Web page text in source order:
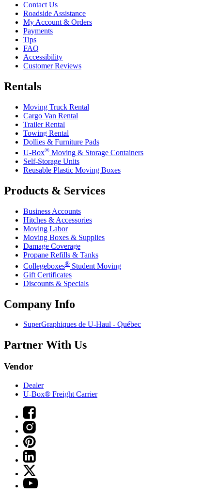
Contact Us
Roadside Assistance
My Account & Orders
Payments
Tips
FAQ
Accessibility
Customer Reviews
Rentals
Moving Truck Rental
Cargo Van Rental
Trailer Rental
Towing Rental
Dollies & Furniture Pads
U-Box® Moving & Storage Containers
Self-Storage Units
Reusable Plastic Moving Boxes
Products & Services
Business Accounts
Hitches & Accessories
Moving Labor
Moving Boxes & Supplies
Damage Coverage
Propane Refills & Tanks
Collegeboxes® Student Moving
Gift Certificates
Discounts & Specials
Company Info
SuperGraphiques de U-Haul - Québec
Partner With Us
Vendor
Dealer
U-Box® Freight Carrier